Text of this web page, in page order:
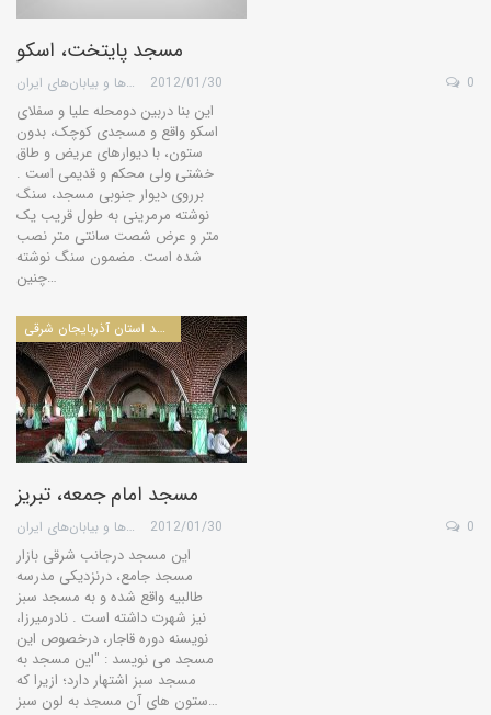
مسجد پايتخت، اسكو
گروه کویرها و بیابان‌های ایران 2012/01/30 0
این بنا دربین دومحله علیا و سفلای
اسکو واقع و مسجدی کوچک، بدون
ستون، با دیوارهای عریض و طاق
خشتی ولی محکم و قدیمی است .
برروی دیوار جنوبی مسجد، سنگ
نوشته مرمرینی به طول قریب یک
متر و عرض شصت سانتی متر نصب
شده است. مضمون سنگ نوشته
چنین…
مساجد استان آذربايجان شرقی
مسجد امام جمعه، تبريز
گروه کویرها و بیابان‌های ایران 2012/01/30 0
این مسجد درجانب شرقی بازار
مسجد جامع، درنزدیکی مدرسه
طالبیه واقع شده و به مسجد سبز
نیز شهرت داشته است . نادرمیرزا،
نویسنه دوره قاجار، درخصوص این
مسجد می نویسد : "این مسجد به
مسجد سبز اشتهار دارد؛ ازیرا که
ستون های آن مسجد به لون سبز…